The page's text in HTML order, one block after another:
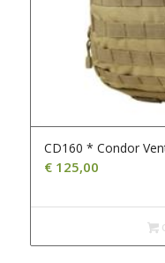
CD160 * Condor
€125,00